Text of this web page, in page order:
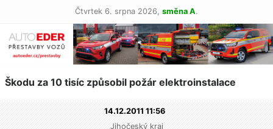
Čtvrtek 6. srpna 2026, směna A.
Škodu za 10 tisíc způsobil požár elektroinstalace
14.12.2011 11:56
Jihočeský kraj